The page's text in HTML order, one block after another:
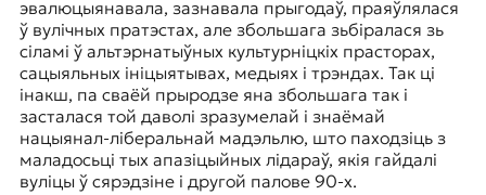
эвалюцыянавала, зазнавала прыгодаў, праяўлялася
ў вулічных пратэстах, але збольшага зьбіралася зь
сіламі ў альтэрнатыўных культурніцкіх прасторах,
сацыяльных ініцыятывах, медыях і трэндах. Так ці
інакш, па сваёй прыродзе яна збольшага так і
засталася той даволі зразумелай і знаёмай
нацыянал-ліберальнай мадэльлю, што паходзіць з
маладосьці тых апазіцыйных лідараў, якія гайдалі
вуліцы ў сярэдзіне і другой палове 90-х.